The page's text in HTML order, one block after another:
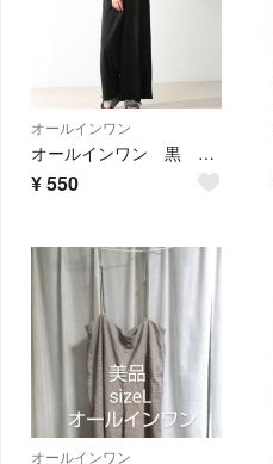
オールインワン
オールインワン 黒 Lサイズ
¥550
オールインワン